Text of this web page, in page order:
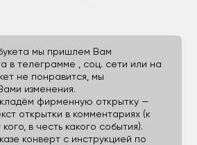
мы пришлем Вам
в телеграмме , соц. сети или на
не понравится, мы
изменения.
кладём фирменную открытку —
открытки в комментариях (к
в честь какого события).
конверт с инструкцией по